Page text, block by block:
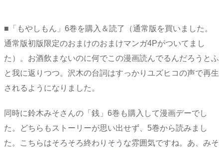
■「もやしもん」6巻を購入＆読了（通常版を買いました。
通常版初版限定のおまけのおまけマンガ4Pがついてまし
た）。お酒飲まないのに何でこの漫画読んでるんだろうとふ
と我に返りつつ。沢木の台詞はすっかりユズヒコの声で再生
されるようになりました。
同時に鈴木みそさんの「銭」6巻も購入して漫画デーでし
た。どちらもストーリーが思い出せず、5巻から読みまし
た。こちらはそろそろ終わりそうな雰囲気ですね。あ、みそ